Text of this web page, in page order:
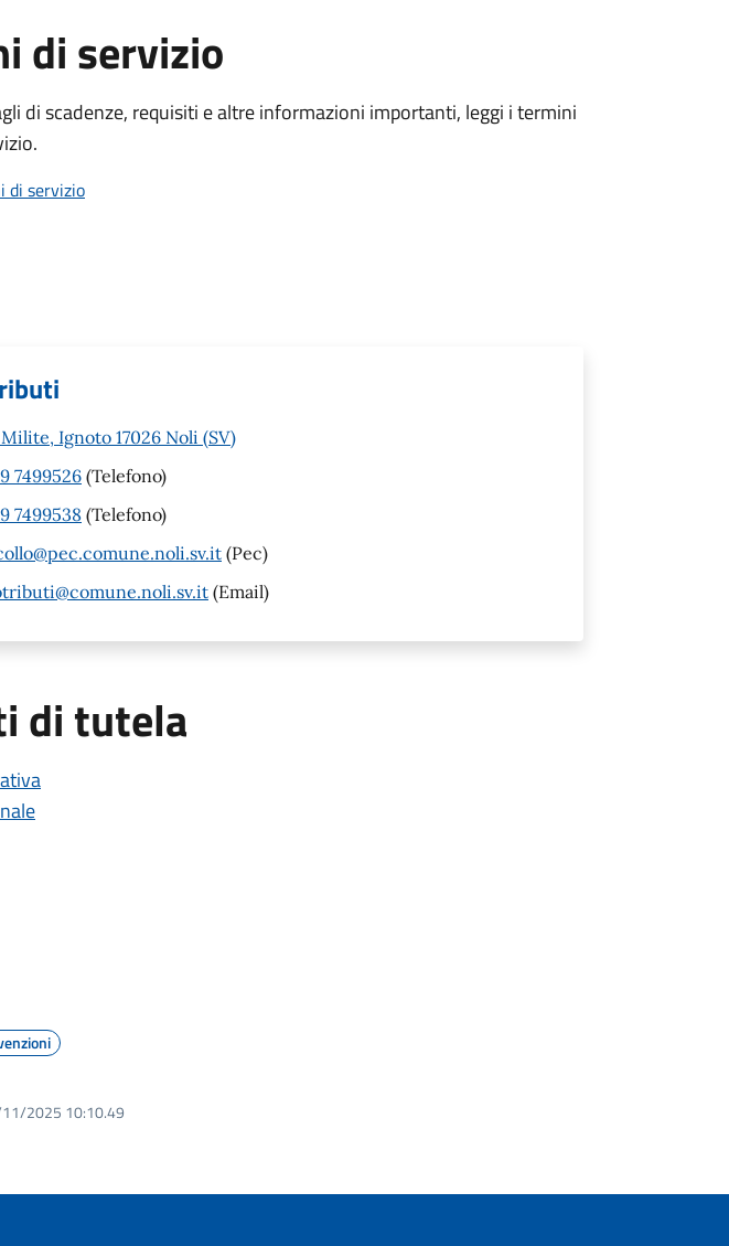
di servizio
di scadenze, requisiti e altre informazioni importanti, leggi i termini
di servizio
Ignoto 17026 Noli (SV)
7499526(Telefono)
7499538(Telefono)
(Pec)
(Email)
di tutela
2025 10:10.49